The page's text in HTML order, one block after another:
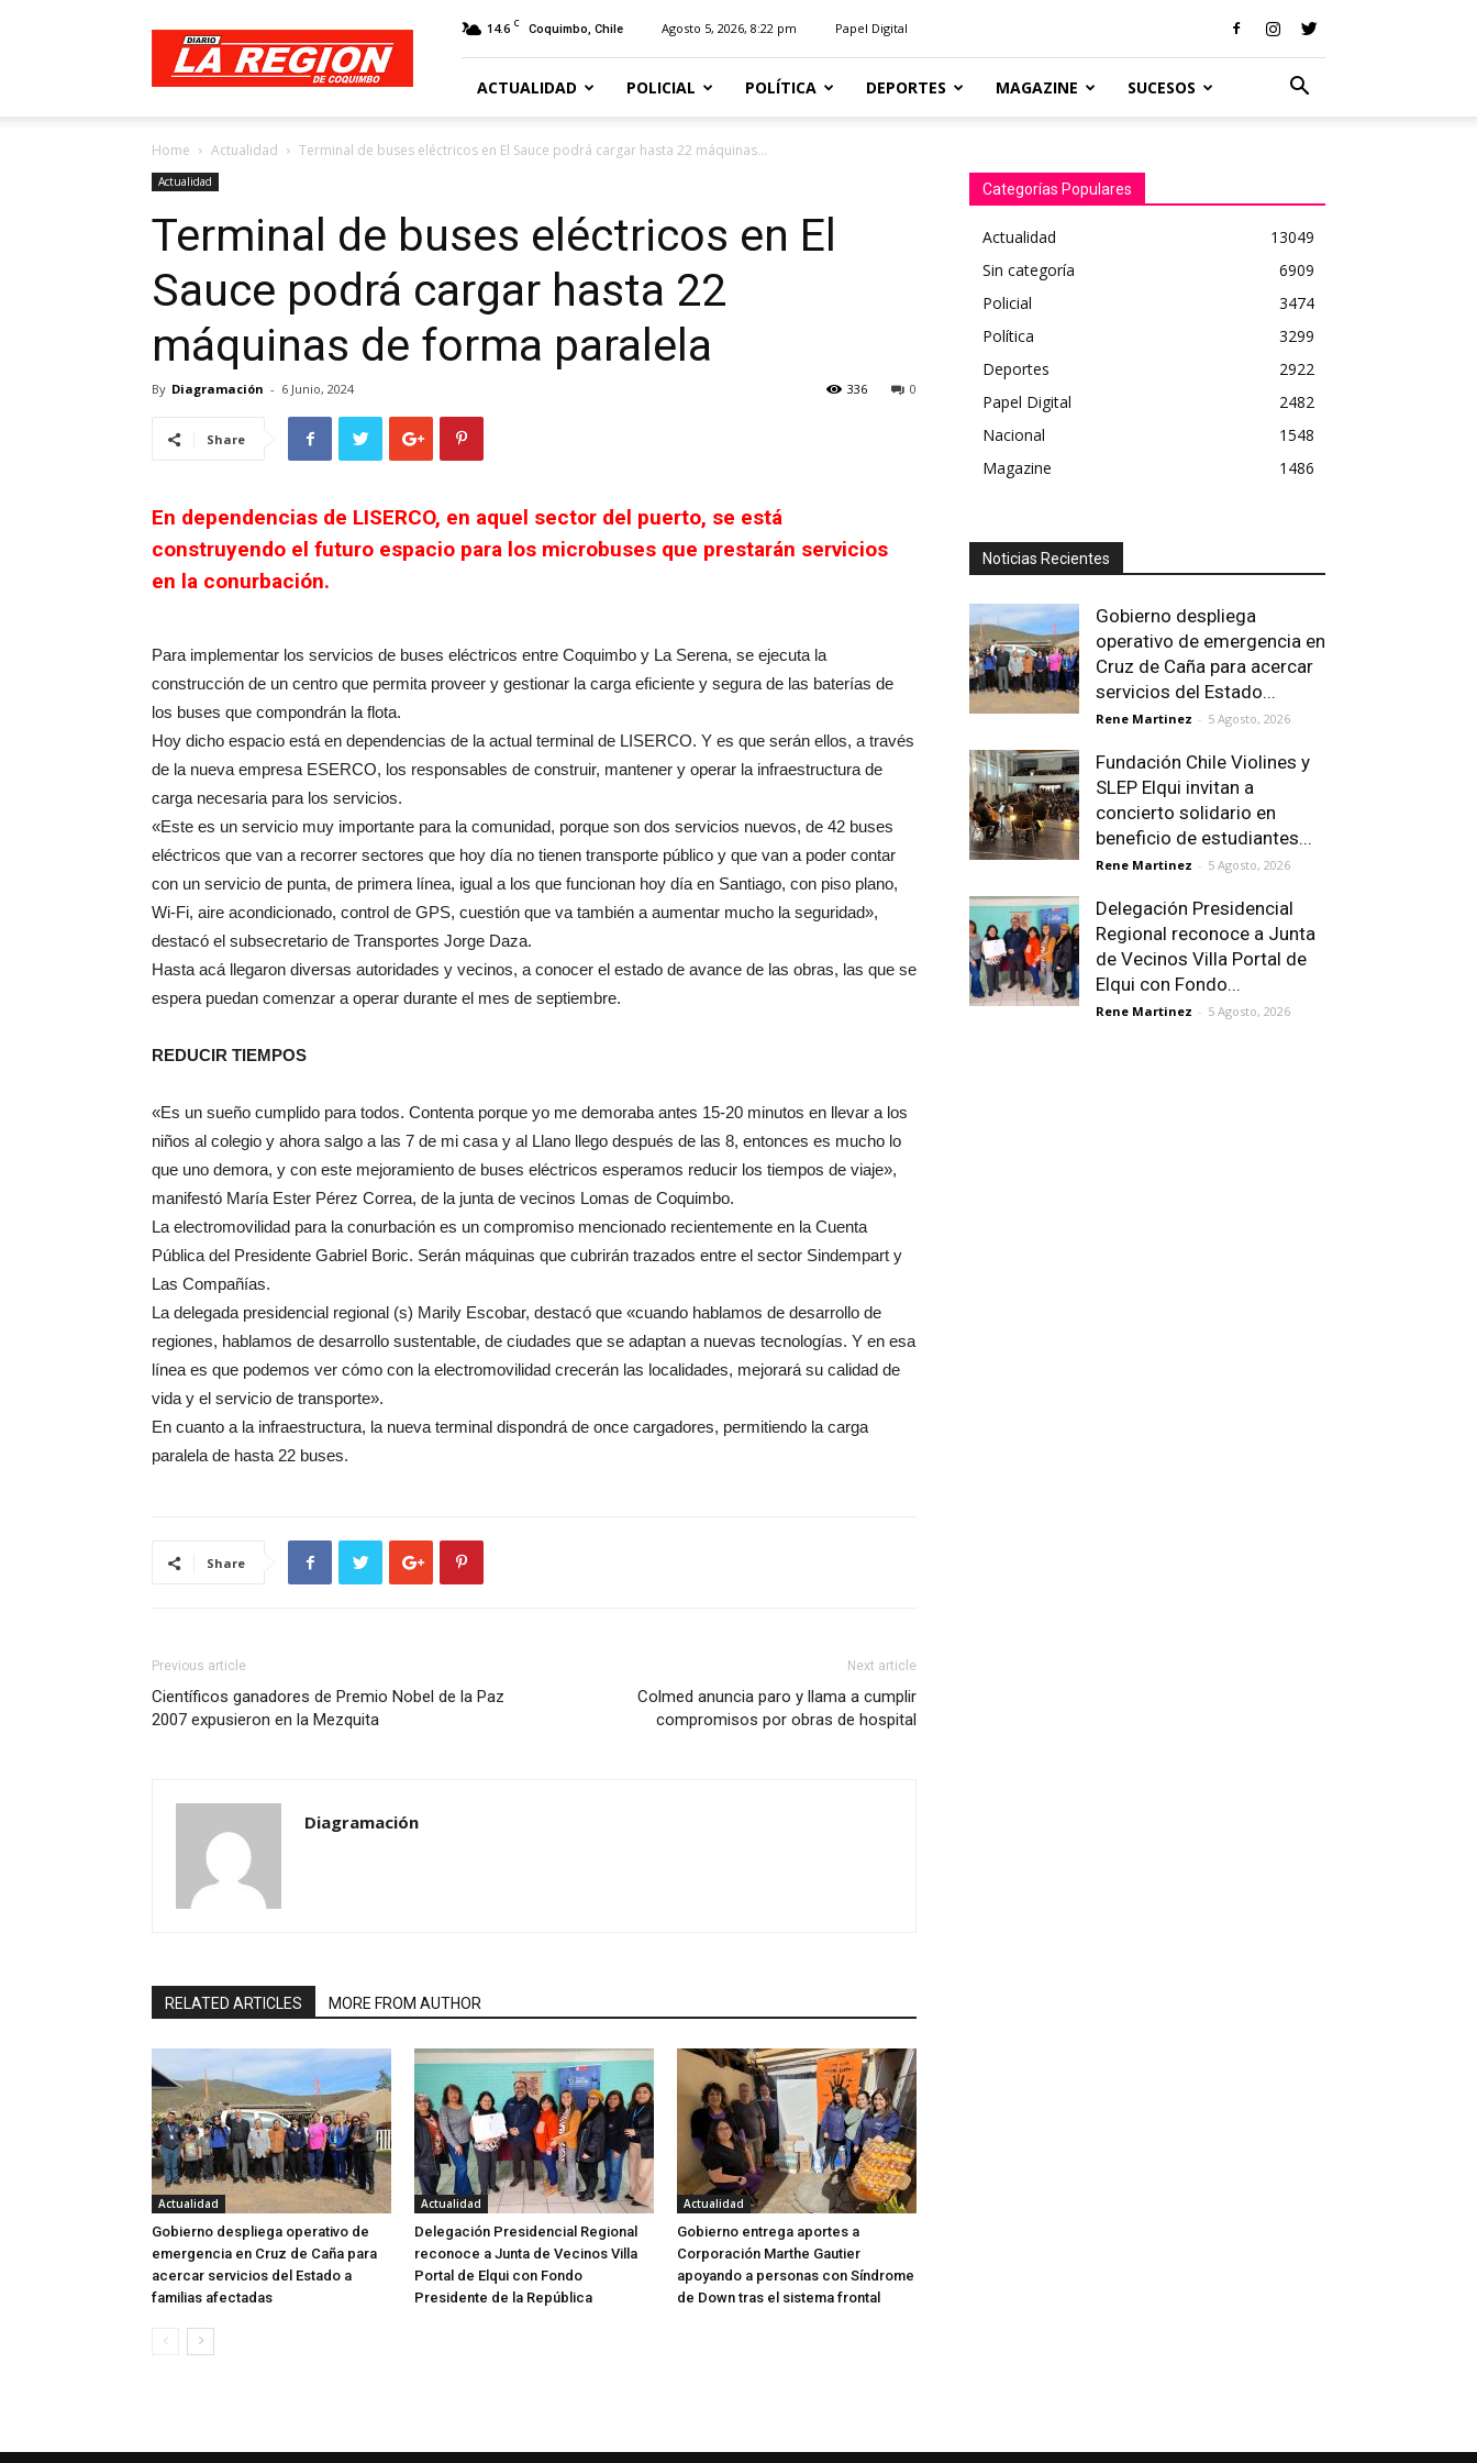
Diario
Región
14.6 C Coquimbo, Chile Agosto 5, 2026, 8:22 pm Papel Digital
ACTUALIDAD POLICIAL POLÍTICA DEPORTES MAGAZINE SUCESOS
Home Actualidad Terminal de buses eléctricos en El Sauce podrá cargar hasta 22 máquinas...
Actualidad
Terminal de buses eléctricos en El
Sauce podrá cargar hasta 22
máquinas de forma paralela
By Diagramación - 6 Junio, 2024 0
336
Share
En dependencias de LISERCO, en aquel sector del puerto, se está
construyendo el futuro espacio para los microbuses que prestarán servicios
en la conurbación.
Para implementar los servicios de buses eléctricos entre Coquimbo y La Serena, se ejecuta la
construcción de un centro que permita proveer y gestionar la carga eficiente y segura de las baterías de
los buses que compondrán la flota.
Hoy dicho espacio está en dependencias de la actual terminal de LISERCO. Y es que serán ellos, a través
de la nueva empresa ESERCO, los responsables de construir, mantener y operar la infraestructura de
carga necesaria para los servicios.
«Este es un servicio muy importante para la comunidad, porque son dos servicios nuevos, de 42 buses
eléctricos que van a recorrer sectores que hoy día no tienen transporte público y que van a poder contar
con un servicio de punta, de primera línea, igual a los que funcionan hoy día en Santiago, con piso plano,
Wi-Fi, aire acondicionado, control de GPS, cuestión que va también a aumentar mucho la seguridad»,
destacó el subsecretario de Transportes Jorge Daza.
Hasta acá llegaron diversas autoridades y vecinos, a conocer el estado de avance de las obras, las que se
espera puedan comenzar a operar durante el mes de septiembre.
REDUCIR TIEMPOS
«Es un sueño cumplido para todos. Contenta porque yo me demoraba antes 15-20 minutos en llevar a los
niños al colegio y ahora salgo a las 7 de mi casa y al Llano llego después de las 8, entonces es mucho lo
que uno demora, y con este mejoramiento de buses eléctricos esperamos reducir los tiempos de viaje»,
manifestó María Ester Pérez Correa, de la junta de vecinos Lomas de Coquimbo.
La electromovilidad para la conurbación es un compromiso mencionado recientemente en la Cuenta
Pública del Presidente Gabriel Boric. Serán máquinas que cubrirán trazados entre el sector Sindempart y
Las Compañías.
La delegada presidencial regional (s) Marily Escobar, destacó que «cuando hablamos de desarrollo de
regiones, hablamos de desarrollo sustentable, de ciudades que se adaptan a nuevas tecnologías. Y en esa
línea es que podemos ver cómo con la electromovilidad crecerán las localidades, mejorará su calidad de
vida y el servicio de transporte».
En cuanto a la infraestructura, la nueva terminal dispondrá de once cargadores, permitiendo la carga
paralela de hasta 22 buses.
Share
Previous article
Científicos ganadores de Premio Nobel de la Paz
2007 expusieron en la Mezquita
Next article
Colmed anuncia paro y llama a cumplir
compromisos por obras de hospital
Diagramación
RELATED ARTICLES MORE FROM AUTHOR
Actualidad
Gobierno despliega operativo de
emergencia en Cruz de Caña para
acercar servicios del Estado a
familias afectadas
Actualidad
Delegación Presidencial Regional
reconoce a Junta de Vecinos Villa
Portal de Elqui con Fondo
Presidente de la República
Actualidad
Gobierno entrega aportes a
Corporación Marthe Gautier
apoyando a personas con Síndrome
de Down tras el sistema frontal
Categorías Populares
Actualidad
13049
Sin categoría
6909
Policial
3474
Política
3299
Deportes
2922
Papel Digital
2482
Nacional
1548
Magazine
1486
Noticias Recientes
Gobierno despliega
operativo de emergencia en
Cruz de Caña para acercar
servicios del Estado...
Rene Martinez - 5 Agosto, 2026
Fundación Chile Violines y
SLEP Elqui invitan a
concierto solidario en
beneficio de estudiantes...
Rene Martinez - 5 Agosto, 2026
Delegación Presidencial
Regional reconoce a Junta
de Vecinos Villa Portal de
Elqui con Fondo...
Rene Martinez - 5 Agosto, 2026